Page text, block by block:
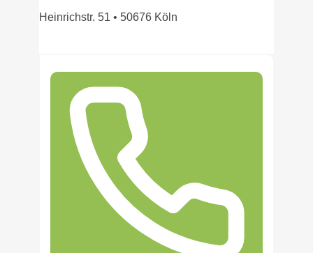
Heinrichstr. 51 • 50676 Köln